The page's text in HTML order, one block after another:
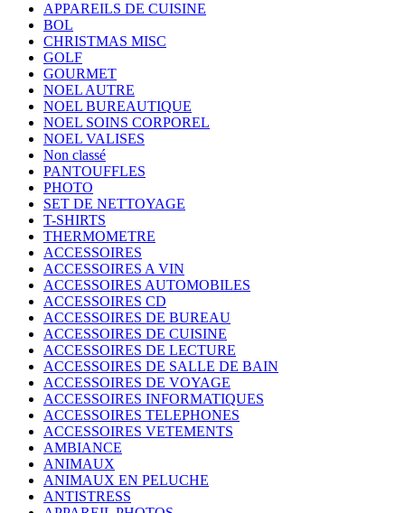
APPAREILS DE CUISINE
BOL
CHRISTMAS MISC
GOLF
GOURMET
NOEL AUTRE
NOEL BUREAUTIQUE
NOEL SOINS CORPOREL
NOEL VALISES
Non classé
PANTOUFFLES
PHOTO
SET DE NETTOYAGE
T-SHIRTS
THERMOMETRE
ACCESSOIRES
ACCESSOIRES A VIN
ACCESSOIRES AUTOMOBILES
ACCESSOIRES CD
ACCESSOIRES DE BUREAU
ACCESSOIRES DE CUISINE
ACCESSOIRES DE LECTURE
ACCESSOIRES DE SALLE DE BAIN
ACCESSOIRES DE VOYAGE
ACCESSOIRES INFORMATIQUES
ACCESSOIRES TELEPHONES
ACCESSOIRES VETEMENTS
AMBIANCE
ANIMAUX
ANIMAUX EN PELUCHE
ANTISTRESS